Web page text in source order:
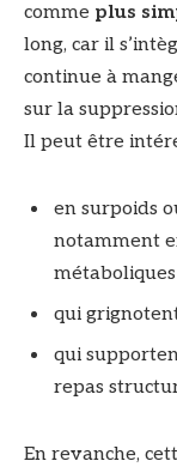
comme plus
long, car il
continue à
sur la
Il peut être
en surpoids
notamment
métaboliques
qui
qui
repas
En revanche,